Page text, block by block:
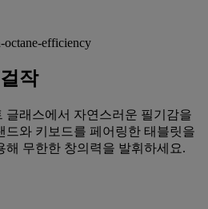
작
글래스에서 자연스러운 필기감을
드와 키보드를 페어링한 태블릿을
해 무한한 창의력을 발휘하세요.